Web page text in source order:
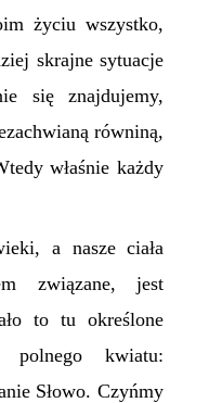
życiu wszystko,
skrajne sytuacje
się znajdujemy,
równiną,
właśnie każdy
a nasze ciała
związane, jest
to tu określone
kwiatu:
Słowo. Czyńmy